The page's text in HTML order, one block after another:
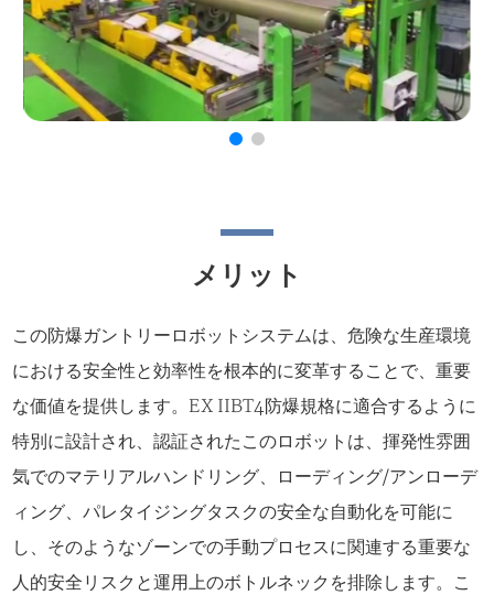
メリット
この防爆ガントリーロボットシステムは、危険な生産環境
における安全性と効率性を根本的に変革することで、重要
な価値を提供します。EX IIBT4防爆規格に適合するように
特別に設計され、認証されたこのロボットは、揮発性雰囲
気でのマテリアルハンドリング、ローディング/アンローデ
ィング、パレタイジングタスクの安全な自動化を可能に
し、そのようなゾーンでの手動プロセスに関連する重要な
人的安全リスクと運用上のボトルネックを排除します。こ